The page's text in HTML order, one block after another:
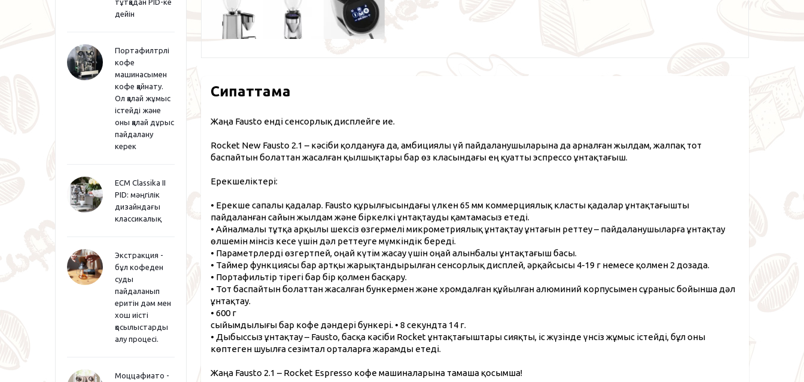
дейін
Портафилтрлі
кофе
машинасымен
кофе қайнату.
Ол қалай жұмыс
істейді және
оны қалай дұрыс
пайдалану
керек
ECM Classika II
PID: мәңгілік
дизайндағы
классикалық
Экстракция -
бұл кофеден
суды
пайдаланып
еритін дәм мен
хош иісті
қосылыстарды
алу процесі.
Моццафиато -
Сипаттама
Жаңа Fausto енді сенсорлық дисплейге ие.
Rocket New Fausto 2.1 – кәсіби қолдануға да, амбициялы үй пайдаланушыларына да арналған жылдам, жалпақ тот
баспайтын болаттан жасалған қылшықтары бар өз класындағы ең қуатты эспрессо ұнтақтағыш.
Ерекшеліктері:
• Ерекше сапалы қадалар. Fausto құрылғысындағы үлкен 65 мм коммерциялық класты қадалар ұнтақтағышты
пайдаланған сайын жылдам және біркелкі ұнтақтауды қамтамасыз етеді.
• Айналмалы тұтқа арқылы шексіз өзгермелі микрометриялық ұнтақтау ұнтағын реттеу – пайдаланушыларға ұнтақтау
өлшемін мінсіз кесе үшін дәл реттеуге мүмкіндік береді.
• Параметрлерді өзгертпей, оңай күтім жасау үшін оңай алынбалы ұнтақтағыш басы.
• Таймер функциясы бар артқы жарықтандырылған сенсорлық дисплей, әрқайсысы 4-19 г немесе қолмен 2 дозада.
• Портафильтір тірегі бар бір қолмен басқару.
• Тот баспайтын болаттан жасалған бункермен және хромдалған құйылған алюминий корпусымен сұраныс бойынша дәл
ұнтақтау.
• 600 г
сыйымдылығы бар кофе дәндері бункері. • 8 секундта 14 г.
• Дыбыссыз ұнтақтау – Fausto, басқа кәсіби Rocket ұнтақтағыштары сияқты, іс жүзінде үнсіз жұмыс істейді, бұл оны
көптеген шуылға сезімтал орталарға жарамды етеді.
Жаңа Fausto 2.1 – Rocket Espresso кофе машиналарына тамаша қосымша!